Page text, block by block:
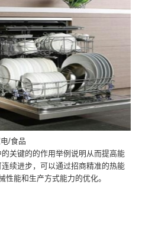
/食品
关键的的作用举例说明从而提高能
续进步，可以通过招商精准的热能
性能和生产方式能力的优化。